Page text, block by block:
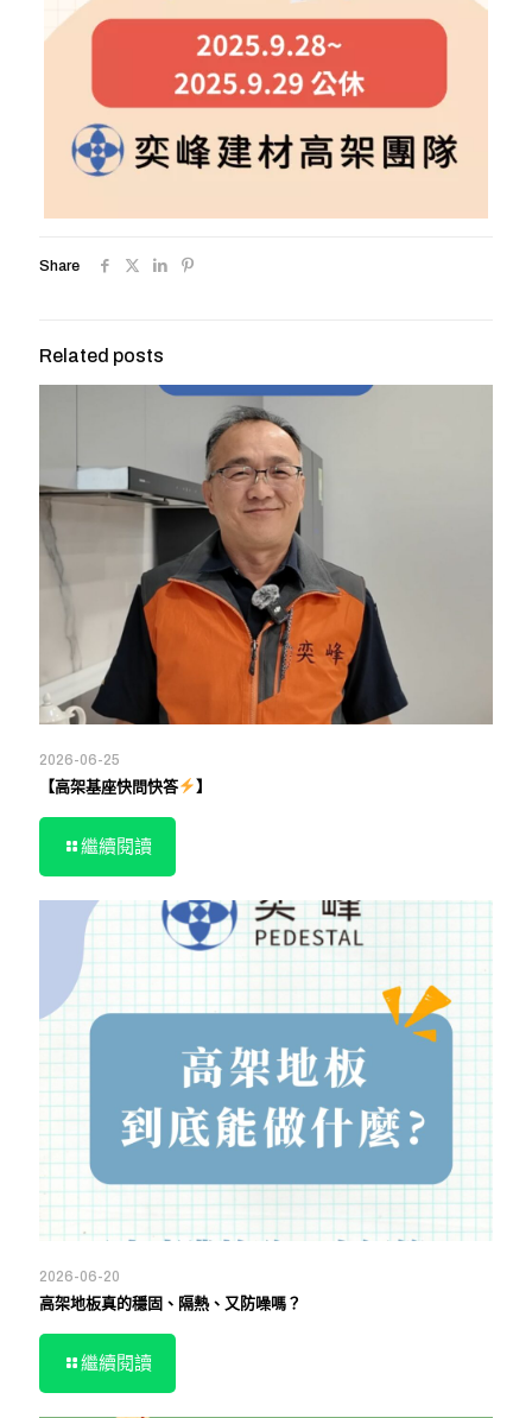
Share
Related posts
2026-06-25
【高架基座快問快答
】
繼續閱讀
2026-06-20
高架地板真的穩固、隔熱、又防噪嗎？
繼續閱讀